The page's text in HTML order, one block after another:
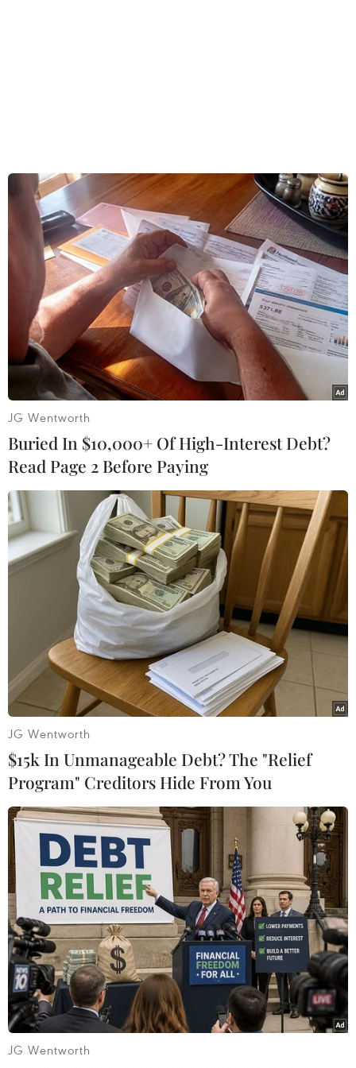
trung phân luồng giao thông, giải tỏa ùn tắc và
điều tra nguyên nhân vụ tai nạn.
Theo Ban An toàn giao thông tỉnh Hải Dương,
10 tháng năm 2019, toàn tỉnh xảy ra 201 vụ tai
nạn giao thông, làm chết 189 người, bị thương
93 người; so với cùng kỳ năm 2018, số vụ tai
nạn giao thông tăng 25 vụ (tăng 14,2%), tăng 33
người chết (tăng 21,2%) và tăng 11 người bị
thương (tăng 13%)./.
#Tai nạn giao thông #Hải Dương
#Va chạm
Theo dõi VietnamPlus
TIN LIÊN QUAN
JG Wentworth
Buried In $10,000+ Of High-Interest Debt?
Read Page 2 Before Paying
JG Wentworth
$15k In Unmanageable Debt? The "Relief
Program" Creditors Hide From You
JG Wentworth